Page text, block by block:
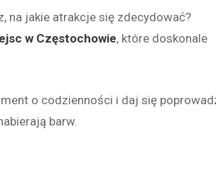
na jakie atrakcje się zdecydować?
w Częstochowie, które doskonale
o codzienności i daj się
barw.